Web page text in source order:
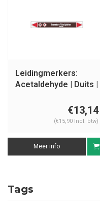
Leidingmerkers:
Acetaldehyde | Duits |
€13,14
(€15,90 Incl. btw)
Meer info
Tags